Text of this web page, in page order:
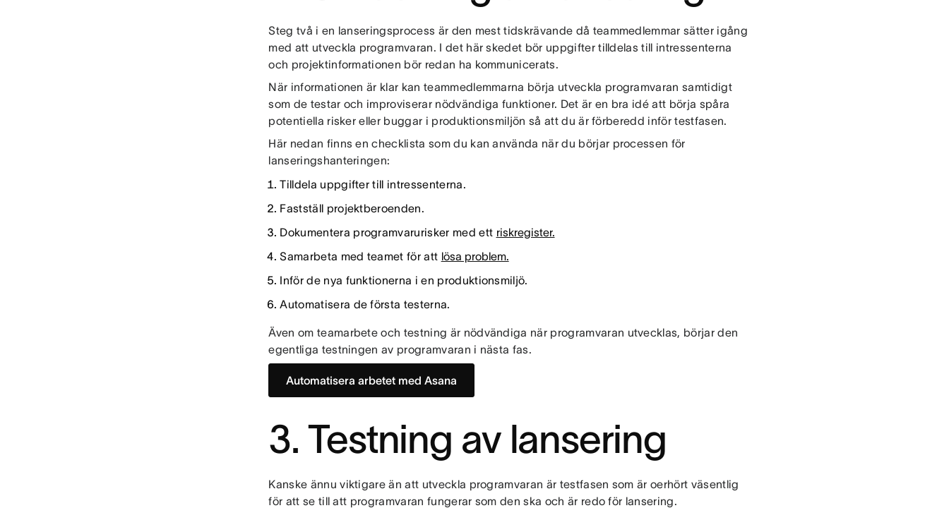
Steg två i en lanseringsprocess är den mest tidskrävande då teammedlemmar sätter igång
med att utveckla programvaran. I det här skedet bör uppgifter tilldelas till intressenterna
och projektinformationen bör redan ha kommunicerats.
När informationen är klar kan teammedlemmarna börja utveckla programvaran samtidigt
som de testar och improviserar nödvändiga funktioner. Det är en bra idé att börja spåra
potentiella risker eller buggar i produktionsmiljön så att du är förberedd inför testfasen.
Här nedan finns en checklista som du kan använda när du börjar processen för
lanseringshanteringen:
Tilldela uppgifter till intressenterna.
Fastställ projektberoenden.
Dokumentera programvarurisker med ett riskregister.
Samarbeta med teamet för att lösa problem.
Inför de nya funktionerna i en produktionsmiljö.
Automatisera de första testerna.
Även om teamarbete och testning är nödvändiga när programvaran utvecklas, börjar den
egentliga testningen av programvaran i nästa fas.
Automatisera arbetet med Asana
3. Testning av lansering
Kanske ännu viktigare än att utveckla programvaran är testfasen som är oerhört väsentlig
för att se till att programvaran fungerar som den ska och är redo för lansering.